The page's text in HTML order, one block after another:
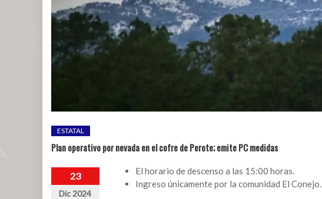
ESTATAL
Plan operativo por nevada en el cofre de Perote; emite PC medidas
23
Dic 2024
El horario de descenso a las 15:00 horas.
Ingreso únicamente por la comunidad El Conejo.